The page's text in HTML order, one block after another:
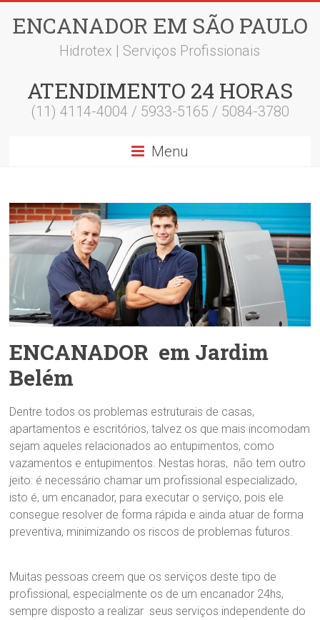
ENCANADOR EM SÃO PAULO
Hidrotex | Serviços Profissionais
ATENDIMENTO 24 HORAS
(11) 4114-4004 / 5933-5165 / 5084-3780
Menu
ENCANADOR em Jardim
Belém
Dentre todos os problemas estruturais de casas,
apartamentos e escritórios, talvez os que mais incomodam
sejam aqueles relacionados ao entupimentos, como
vazamentos e entupimentos. Nestas horas, não tem outro
jeito: é necessário chamar um profissional especializado,
isto é, um encanador, para executar o serviço, pois ele
consegue resolver de forma rápida e ainda atuar de forma
preventiva, minimizando os riscos de problemas futuros.
Muitas pessoas creem que os serviços deste tipo de
profissional, especialmente os de um encanador 24hs,
sempre disposto a realizar seus serviços independente do